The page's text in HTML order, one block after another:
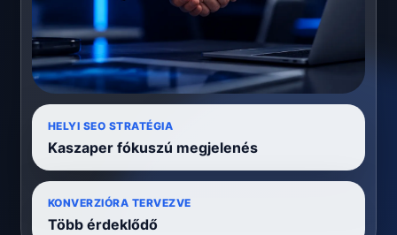
HELYI SEO STRATÉGIA
Kaszaper fókuszú megjelenés
KONVERZIÓRA TERVEZVE
Több érdeklődő